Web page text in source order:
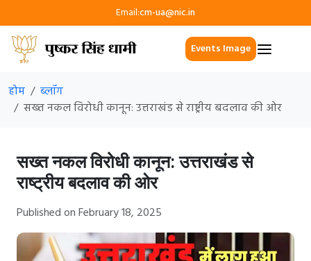
Email:cm-ua@nic.in
Events Image
होम
ब्लॉग
सख्त नकल विरोधी कानून: उत्तराखंड से राष्ट्रीय बदलाव की ओर
सख्त नकल विरोधी कानून: उत्तराखंड से
राष्ट्रीय बदलाव की ओर
Published on February 18, 2025